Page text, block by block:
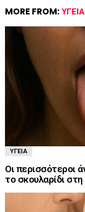
MORE FROM: ΥΓΕΊΑ
ΥΓΕΊΑ
Οι περισσότεροι
το σκουλαρίδι